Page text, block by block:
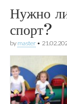
Нужно
спорт?
by master •